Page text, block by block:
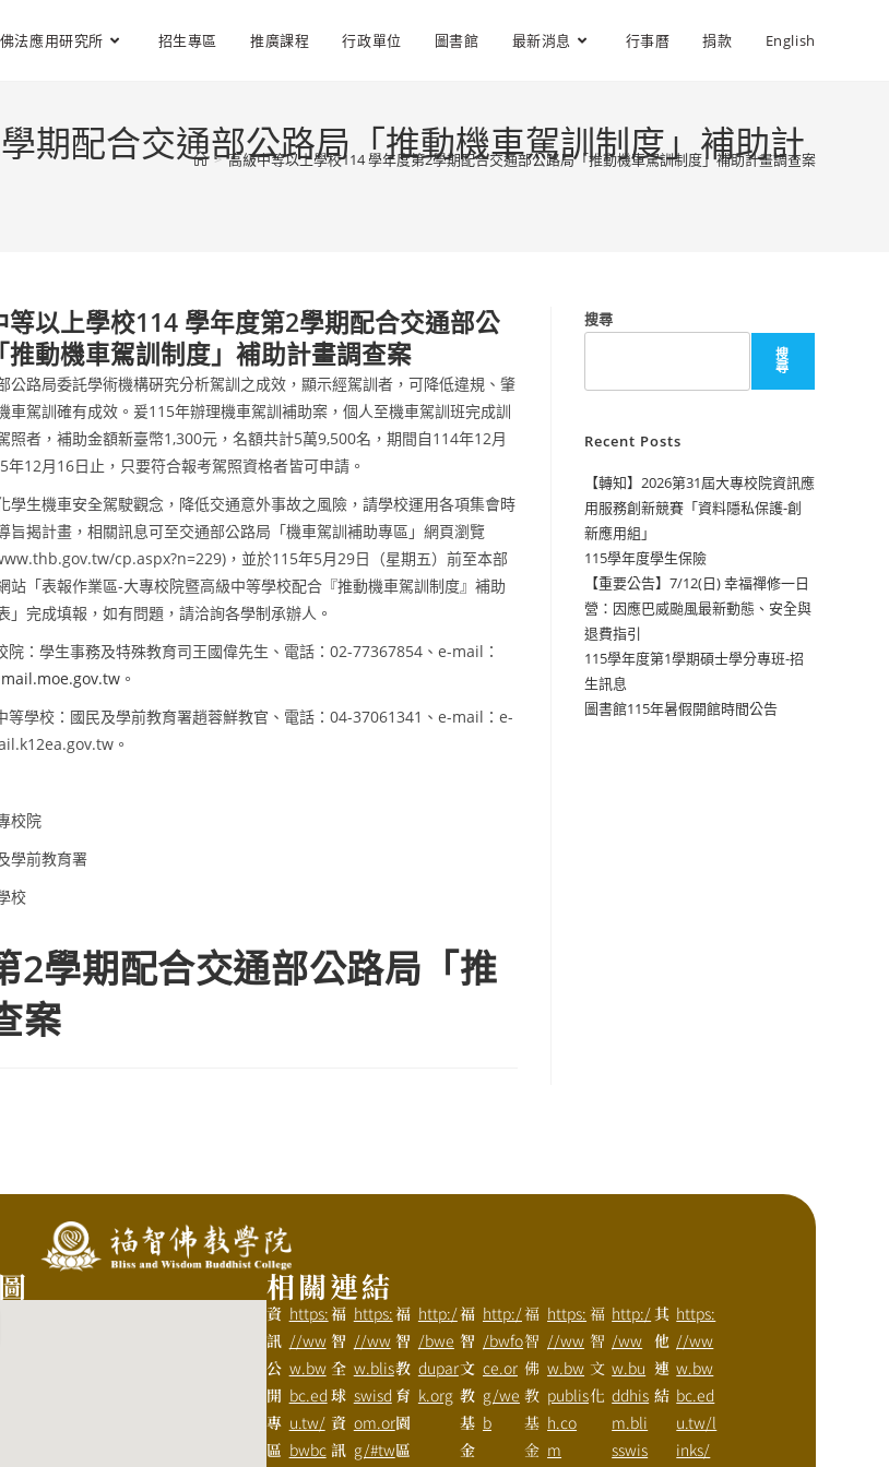
佛法應用研究所 招生專區 推廣課程 行政單位 圖書館 最新消息 行事曆 捐款 English
期配合交通部公路局「推動機車駕訓制度」補助計
> 高級中等以上學校114 學年度第2學期配合交通部公路局「推動機車駕訓制度」補助計畫調查案
等以上學校114 學年度第2學期配合交通部公
推動機車駕訓制度」補助計畫調查案
公路局委託學術機構硏究分析駕訓之成效，顯示經駕訓者，可降低違規、肇
車駕訓確有成效。爰115年辦理機車駕訓補助案，個人至機車駕訓班完成訓
照者，補助金額新臺幣1,300元，名額共計5萬9,500名，期間自114年12月
年12月16日止，只要符合報考駕照資格者皆可申請。
學生機車安全駕駛觀念，降低交通意外事故之風險，請學校運用各項集會時
旨揭計畫，相關訊息可至交通部公路局「機車駕訓補助專區」網頁瀏覽
cp.aspx?n=229)，並於115年5月29日（星期五）前至本部
站「表報作業區-大專校院暨高級中等學校配合『推動機車駕訓制度』補助
」完成填報，如有問題，請洽詢各學制承辦人。
院：學生事務及特殊教育司王國偉先生、電話：02-77367854、e-mail：
。
等學校：國民及學前教育署趙蓉鮮教官、電話：04-37061341、e-mail：e-
。
校院
學前教育署
校
2學期配合交通部公路局「推
案
搜尋
搜
尋
Recent Posts
【轉知】2026第31屆大專校院資訊應
用服務創新競賽「資料隱私保護-創
新應用組」
115學年度學生保險
【重要公告】7/12(日) 幸福禪修一日
營：因應巴威颱風最新動態、安全與
退費指引
115學年度第1學期碩士學分專班-招
生訊息
圖書館115年暑假開館時間公告
相關連結
資
訊
公
開
專
區
https:
//ww
w.bw
bc.ed
u.tw/
bwbc
福
智
全
球
資
訊
https:
//ww
w.blis
swisd
om.or
g/#tw
福
智
教
育
園
區
http:/
/bwe
dupar
k.org
福
智
文
教
基
金
http:/
/bwfo
ce.or
g/we
b
福
智
佛
教
基
金
https:
//ww
w.bw
publis
h.co
m
福
智
文
化
http:/
/ww
w.bu
ddhis
m.bli
sswis
其
他
連
結
https:
//ww
w.bw
bc.ed
u.tw/l
inks/